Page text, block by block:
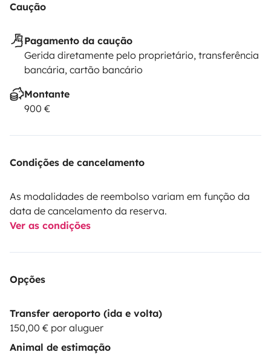
Caução
Pagamento da caução
Gerida diretamente pelo proprietário, transferência
bancária, cartão bancário
Montante
900 €
Condições de cancelamento
As modalidades de reembolso variam em função da
data de cancelamento da reserva.
Ver as condições
Opções
Transfer aeroporto (ida e volta)
150,00 € por aluguer
Animal de estimação